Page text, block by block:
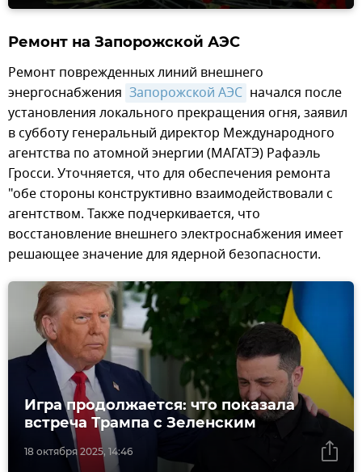
Ремонт на Запорожской АЭС
Ремонт поврежденных линий внешнего
энергоснабжения Запорожской АЭС начался после
установления локального прекращения огня, заявил
в субботу генеральный директор Международного
агентства по атомной энергии (МАГАТЭ) Рафаэль
Гросси. Уточняется, что для обеспечения ремонта
"обе стороны конструктивно взаимодействовали с
агентством. Также подчеркивается, что
восстановление внешнего электроснабжения имеет
решающее значение для ядерной безопасности.
18 октября 2025, 14:46
Игра продолжается: что показала
встреча Трампа с Зеленским